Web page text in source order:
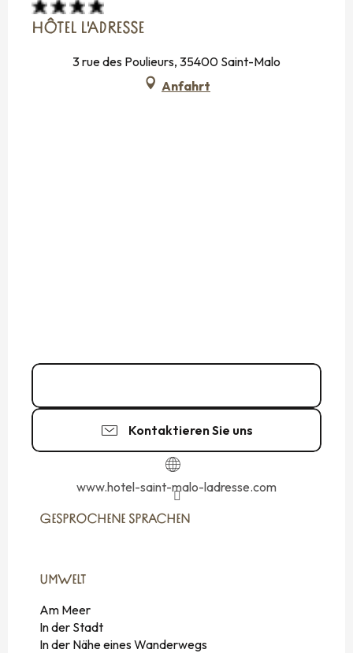
HÔTEL L'ADRESSE
3 rue des Poulieurs, 35400 Saint-Malo
Anfahrt
Kontaktieren Sie uns
www.hotel-saint-malo-ladresse.com
GESPROCHENE SPRACHEN
GESPROCHENE SPRACHEN
UMWELT
UMWELT
Am Meer
In der Stadt
In der Nähe eines Wanderwegs